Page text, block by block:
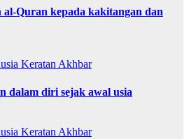
al-Quran kepada kakitangan dan
Keratan Akhbar
dalam diri sejak awal usia
Keratan Akhbar